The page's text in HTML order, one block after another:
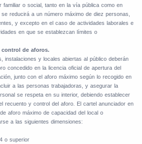
familiar o social, tanto en la vía pública como en
reducirá a un número máximo de diez personas,
y excepto en el caso de actividades laborales e
en que se establezcan límites o
control de aforos.
instalaciones y locales abiertas al público deberán
concedido en la licencia oficial de apertura del
junto con el aforo máximo según lo recogido en
a las personas trabajadoras, y asegurar la
se respeta en su interior, debiendo establecer
recuento y control del aforo. El cartel anunciador en
aforo máximo de capacidad del local o
a las siguientes dimensiones:
o superior